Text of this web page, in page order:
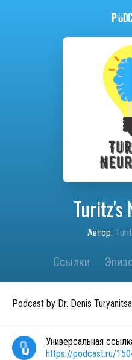
Turitz's
Автор:
Ссылки
Podcast by Dr. Denis Turyanitsa
Универсальная
https://podcast.ru/